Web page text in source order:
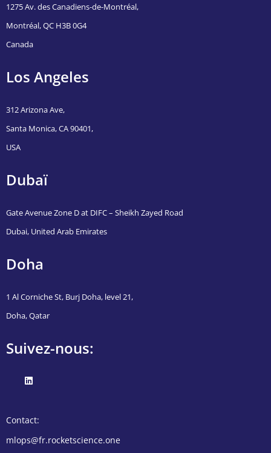
1275 Av. des Canadiens-de-Montréal,
Montréal, QC H3B 0G4
Canada
Los Angeles
312 Arizona Ave,
Santa Monica, CA 90401,
USA
Dubaï
Gate Avenue Zone D at DIFC – Sheikh Zayed Road
Dubai, United Arab Emirates
Doha
1 Al Corniche St, Burj Doha, level 21,
Doha, Qatar
Suivez-nous:
Contact:
mlops@fr.rocketscience.one